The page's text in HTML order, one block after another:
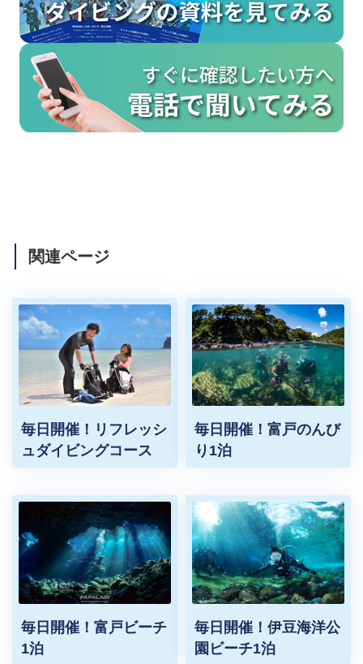
関連ページ
毎日開催！リフレッシ
ュダイビングコース
毎日開催！富戸のんび
り1泊
毎日開催！富戸ビーチ
1泊
毎日開催！伊豆海洋公
園ビーチ1泊